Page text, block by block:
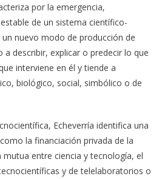
por la emergencia,
de un sistema científico-
nuevo modo de producción de
describir, explicar o predecir lo que
interviene en él y tiende a
biológico, social, simbólico o de
Echeverría identifica una
la financiación privada de la
entre ciencia y tecnología, el
y de telelaboratorios o